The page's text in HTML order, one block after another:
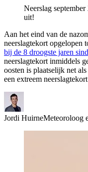
Neerslag
uit!
Aan het eind van de
neerslagtekort opgelopen
bij de 8 droogste jaren
neerslagtekort inmiddels
oosten is plaatselijk net
een extreem
Jordi HuirneMeteoroloog